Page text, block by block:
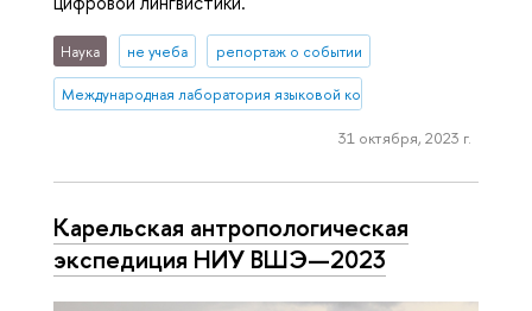
Наука не учеба репортаж о событии
Международная лаборатория языковой конвергенции
31 октября, 2023 г.
Карельская ан­тро­по­ло­ги­че­ская
экспедиция НИУ ВШЭ—2023